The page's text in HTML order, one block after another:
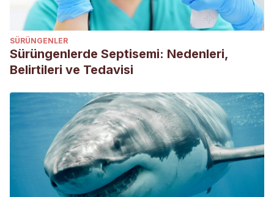
SÜRÜNGENLER
Sürüngenlerde Septisemi: Nedenleri,
Belirtileri ve Tedavisi